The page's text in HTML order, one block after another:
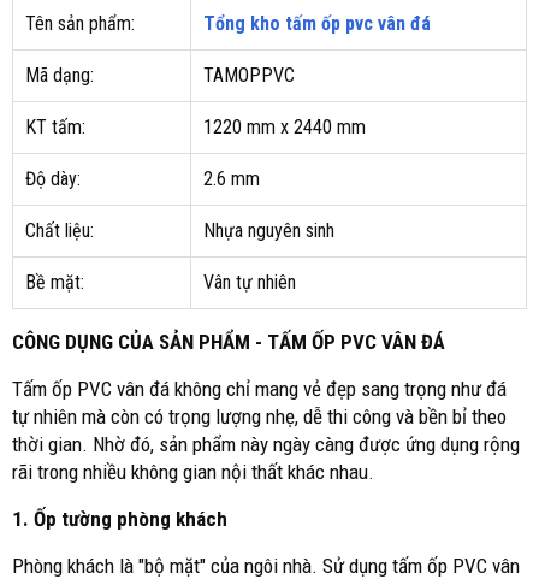
Tên sản phẩm: Tổng kho tấm ốp pvc vân đá
Mã dạng: TAMOPPVC
KT tấm: 1220 mm x 2440 mm
Độ dày: 2.6 mm
Chất liệu: Nhựa nguyên sinh
Bề mặt: Vân tự nhiên
CÔNG DỤNG CỦA SẢN PHẨM - TẤM ỐP PVC VÂN ĐÁ
Tấm ốp PVC vân đá không chỉ mang vẻ đẹp sang trọng như đá
tự nhiên mà còn có trọng lượng nhẹ, dễ thi công và bền bỉ theo
thời gian. Nhờ đó, sản phẩm này ngày càng được ứng dụng rộng
rãi trong nhiều không gian nội thất khác nhau.
1. Ốp tường phòng khách
Phòng khách là "bộ mặt" của ngôi nhà. Sử dụng tấm ốp PVC vân